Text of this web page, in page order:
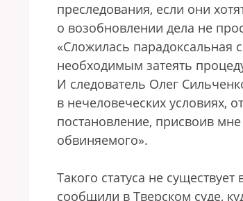
преследования, если они
о возобновлении дела не
«Сложилась парадоксальная
необходимым затеять
И следователь Олег
в нечеловеческих условиях,
постановление, присвоив
обвиняемого».
Такого статуса не
сообщили в Тверском суде,